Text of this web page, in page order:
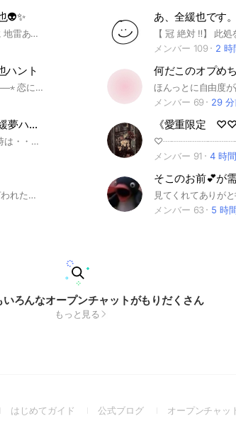
#ゲ謎 #殺義の天使 #暗殺教室 #あん
神 #推しの子 #プリキュア #セーラー
子ちゃん #このすば #ジョジョ #J0J
ました！入間くん #幼女戦記 #弱
つの大罪 #BLEACH #魔法少女サイ
#ガチアクタ #青エク #青
#金カム #桜蘭高校ホスト部 #ミル
👽✨
ルールとかめんどくさいよ普通に 地雷ある人オススメしない👶🏻 《未定で入ってね💕》 過疎だけ無しで‼️おなしゃす‼️まぁ一旦入ってみ❓来てくれたら後悔させないぜ(/・ω・)/にゃー!(/・ω・)/にゃー!(/・ω・)/にゃー!✨ネ申✨⁠ 以下タグ⬇️ #緩也 #nrkr #全緩#全緩也#折#アニメ #芸人#漫画 #ゲーム#YouTuber #アイドル #声優 #2次元 #3次元#エイステ#鬼滅の刃#チェンソーマン#ハイキュー#あんスタ#桜蘭高校ホスト部#デスノート#カサデイ#けいおん#サマータイムレンダ#タコピーの原罪#にじさんじ#ホロライブ#ぶいすぽっ！#あおぎり高校#ガンバレ中村くん#実況者#ラブライブ#アイマス#ウマ娘#M!LK#進撃の巨人#暗殺教室#ちいかわ#がっこうぐらし#光が死んだ夏#逃げ上手の若君#h×h#ミルキーサブウェイ#マニアック#ボーカロイド#プリキュア#アイカツ#プロセカ#アメデジ#正反対な君と僕#東京喰種#斉木楠雄のサイ難#文スト#可愛いだけじゃない式守さん#ドクスト#メイドインアビス#呪術廻戦#葬送のフリーレン#薬屋のひとりごと#銀魂#ダンダダン#ヒロアカ#モブサイコ#ONEPIECE#推しの子#ブルーロック#エヴァ#無職転生#死亡遊戯で飯を食う#JOJO#その着せ替え人形は恋をする#NARUTO#ヴァイオレットエヴァーガーデン#フィッシャーズ#ホリミヤ#スパイファミリー#ねこのティーチくん#東リべ#賭ケグルイ#カラオケ行こ#ロックは乙女の嗜みでして#らきすた#ヤニねこ#ショタおに#またね神様#きたない君がいちばんかわいい#SixTONES#HIKAKIN#からぴち#はじめしゃちょー#うまるちゃん#日常組#キヨ#PLAVE#クレヨンしんちゃん#ぼざろ#マッシュル#iLiFE#のんふぃく#イコラブ#ノイミー#まどまぎ#涼宮ハルヒの憂鬱#おそ松さん#イカゲーム#ケロロ軍曹#カリスマ#ヒプマイ#コミさんはコミュ症です#BLEACH#Free#聲の形#NANA#原神#崩壊スターレイル#トイストーリー#神様はじめました#HoneyWorks#ハピシュガ#転スラ#リゼロ#ワールドトリガー#カイジ#モブサイコ#超かぐや姫#黒執事#小林さんちのメイドラゴン#地獄楽#キヨ#EBiDAN#とある科学の超電磁砲#からかい上手の高木さん#BIGBANG
あ、全緩也です
メンバー 109
2 時
ハント
⋆─────────••♥••─────────⋆ 恋に恋なんてしないわ わたし だって 君のことが ・・・・・・好きなの ⋆─────────••♥••─────────⋆ ♩特殊ルール ①気になりが出来た！ 気になり箱に《相手の名前、タグ、特徴、恋に落ちたキッカケの言葉など》を記入して、《姿見を変えて、名前を相手の特徴など》にしよう♪ ②ハントしよう！ ハントの際、最後に『今すぐわたしを抱きしめて！・・・・・・なんてね』とお願いしてみましょう♪ それ以外は至って普通の全緩也ハントです♪ ♩簡単な規則 ＯＫ． ハント全般、枠あけ、完全・短期CC、絵文字の使用、2・2.5・3次元、同伴、宣戦布告、軽度な三大厨、創作 ＮＧ． 表での身内ノリ・エンカ話、名前を変えての退出、同顔・掛け持ち、顔文字、隣持ちの気になり箱への記入、過度な三大厨 【少しでも興味を持って貰えたなら、御気軽に《未定と分かるアイコン・名前》での申請お待ちしております♩】 ───────────────────── だいすきな君のことを想って、自分の魅力を磨く。それは、あなたに振り向いてもらうため！わたしは恋に恋なんてしないの！君のことが好きだからよ！だから、お願い。いますぐわたしを抱きしめて！ メルト／Supercell ０３／０１ 建設 ０３／２２ 承認開始 ０４／１１ １００人突破 ０４／２２ １５０人突破 ０５／０６ ２００人突破 #全緩也#全緩夢#也#ハント#忘却バッテリー#実況者#日常組#らっだぁ運営#wrwrd#🌈🕒#ホロライブ#ブルーロック#ハイキュー#チェンソーマン#JUJU#魔入間#ハズビンホテル#桜蘭高校ホスト部#メダリスト#ハッターズ！#暗殺教室#極楽街#ファントムバスターズ#ぼっち･ざ･ろっく！#JOJO#鬼滅の刃#約束のネバーランド#プロセカ#バンドリ！#学マス#あんスタ#ミルサブ#ヒロインズ#MGA#芸人#イナイレ#妖ウォ#SPY×FAMILY#ガチアクタ#桃源暗鬼#光が死んだ夏#銀魂#HUNTER×HUNTER#DEATHNOTE#プリキュア#アイカツ!#東方Project#MIU404#ドラマ#ダンダダン#原神#崩壊:スターレイル
メンバー 69
29
君の恋人になったら𓂃⟡.· 全緩夢ハント
 ︎︎ もし僕が君の、恋人になれた時は・・・ ⟡ 引用：君の恋人になったら ￤ backnumber ⟡ ⟡───── O K ─────⟡ 創作：2.5・3次元( 姿見は必ずイラスト )：ハント：マブハント：ライト：絵文字：スタンプ( 1日以内に消す場合のみ )：画像( スタンプ同様の場合のみ )：略語( しべ、ぬば等 )：マシュマロ：etc・・・ ⟡───── ＮＧ ─────⟡ 同顔( 派生、軸違い等 )：顔文字：過度なキャラ崩壊：過度な三大厨：荒らし：裏ハント：浮気：掛け持ち： etc・・・ ⟡ 全緩夢ハント：冠王政 規則さえ守ってくれれば基本的自由なハント部屋になってま~す♩ 申請時は未定と分かる名前で！！ ⟡ 創設 ⟡ 2026 . 3 . 8 T a g #全緩 #全也 #也 #nrkr #ハント #恋愛 #三次元 #二次元 #銀魂 #呪術廻戦 #推しの子 #BLEACH #ONEPIECE #ガチアクタ #ハイキュー #僕のヒーローアカデミア #にじさんじ#h×h #葬送のフリーレン #忍たま乱太郎 #進撃の巨人 #ヘタリア #ブルーロック #東京喰種 #文豪ストレイドッグス #転生したらスライムだった件 #Dr.STONE #ゴールデンカムイ #チェンソーマン #炎炎ノ消防隊 #怪獣8号 #デスノート #ウィンドブレーカー #名探偵コナン #約束のネバーランド #地縛少年花子くん #NARUTO #ジョジョ #賭ケグルイ #実況者 #斉Ψ #恋と深空 #刀剣乱舞 #イケシリ #ユーリ!!! on ICE #メダリスト #桜蘭高校ホスト部 #ダンダダン #ゲゲゲの鬼太郎 #ヴァイオレットエヴァーガーデン #エヴァンゲリオン #かぐや様は告らせたい #幽遊白書 #日常組 #無職転生 #暗殺教室 #モブサイコ #五等分の花嫁 #光が死んだ夏 #えぶりでいホスト #マッシュル #ハリーポッター #東リべ #七つの大罪 #うらみちお兄さん #はたらく細胞!! #ホロライブ #リゼロ #ホリミヤ #サカモトデイズ
《愛重限定
メンバー 91
4 時
ＨＥＹ！お前ら姿見良いねって言われたくないか？！ 俺は言われたい！ てことで全緩姿見ハントーーーー♩ コイツの姿見良いな・・・ッて思ったら、長文でも短文でもなんでもいいからとにかくハントしろ ❗️❗️🫱🏻 モチのロン表でな 🙂‍↕️🫵🏻 因みに同顔アリでつ！爆照 誤字魔 、深夜民 、壁民 、マイナー界隈等々 … 大歓迎 ❗️ 😽😽 緩く也したい奴、カモン！ 暇だったらライトしてる！ 高確率で爆速承認 😾😾 🔎 #全緩也 #全緩 #ハント #緩也 #緩 #nrkr #龍が如く #rgg #からくりサーカス #からサー #賭博黙示録カイジ #カイジ #FKMT #TRIGUN #トライガン #ユーリ!!! on ICE #ユーリオンアイス #YOI #怪獣8号 #金カム #ゴールデンカムイ #トリコ #ヒプマイ #ヒプノシスマイク #カリスマ #鬼滅の刃 #薬屋のひとりごと #炎炎ノ消防隊 #ジョジョ #ジョジョの奇妙な冒険 #妖しいね☆わたしの弟ギョーメイくん #ハイキュー #ブルーロック #ブルロ #ウィンドブレーカー #WIND BREAKER #東京リベンジャーズ #東リベ #ヘタリア #刀剣乱舞 #にじさんじ #名探偵コナン #ぶっちぎり？！ #今日から俺は #妖怪ウォッチ #呪術廻戦 #カラオケ行こ！ #カ！ #BLEACH #文豪ストレイドッグス #文スト #我々だ #戦争屋 #実況者 #ライチ光クラブ #エイリアンステージ #進撃の巨人 #Dr.STONE #BANANAFISH #逃げ上手の若君 #BLEACH #ときめきメモリアル #ときメモ #アイドリッシュセブン #うる星やつら #魔法少女まどかマギカ #まどマギ #ワールドトリガー #ワートリ #推しの子 #ダンジョン飯 #ONEPIECE #黒子のバスケ #幽遊白書 #魔法少女サイト #鋼の錬金術師 #HUNTER × HUNTE
メンバー 63
5 時
いろんなオープンチャットがもりだくさん
もっと見る
はじめてガイド
(Open公式ブログ
(Openオープンチャッ